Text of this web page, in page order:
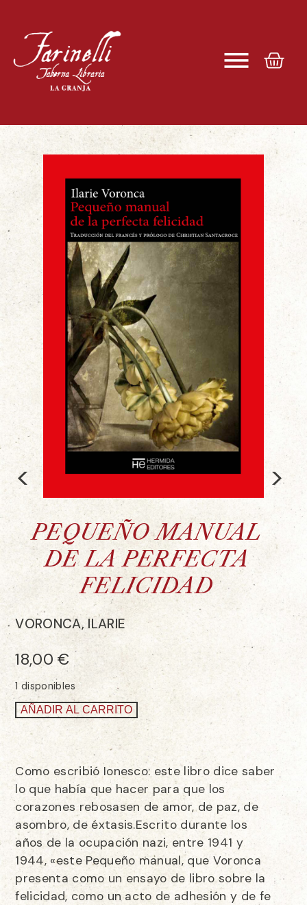
< >
PEQUEÑO MANUAL
DE LA PERFECTA
FELICIDAD
VORONCA, ILARIE
18,00€
1 disponibles
AÑADIR AL CARRITO
Como escribió Ionesco: este libro dice saber
lo que había que hacer para que los
corazones rebosasen de amor, de paz, de
asombro, de éxtasis.Escrito durante los
años de la ocupación nazi, entre 1941 y
1944, «este Pequeño manual, que Voronca
presenta como un ensayo de libro sobre la
felicidad, como un acto de adhesión y de fe